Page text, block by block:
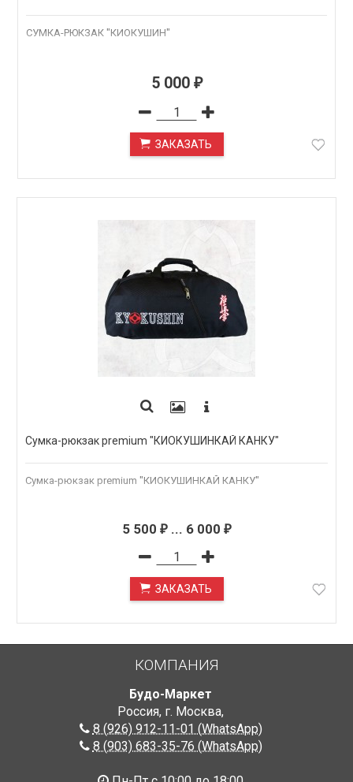
СУМКА-РЮКЗАК "КИОКУШИН"
5 000 ₽
ЗАКАЗАТЬ
Сумка-рюкзак premium "КИОКУШИНКАЙ КАНКУ"
Сумка-рюкзак premium "КИОКУШИНКАЙ КАНКУ"
5 500 ₽... 6 000 ₽
ЗАКАЗАТЬ
КОМПАНИЯ
Будо-Маркет
Россия, г. Москва,
8 (926) 912-11-01 (WhatsApp)
8 (903) 683-35-76 (WhatsApp)